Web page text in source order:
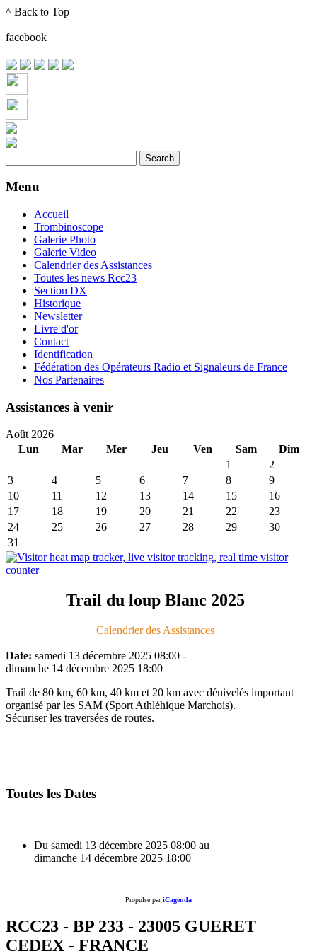
^ Back to Top
facebook
Menu
Accueil
Trombinoscope
Galerie Photo
Galerie Video
Calendrier des Assistances
Toutes les news Rcc23
Section DX
Historique
Newsletter
Livre d'or
Contact
Identification
Fédération des Opérateurs Radio et Signaleurs de France
Nos Partenaires
Assistances à venir
Month
Month
Août 2026
Lun
Mar Mer Jeu Ven Sam
Dim
1
2
3
4 5 6 7 8
9
10
11 12 13 14 15
16
17
18 19 20 21 22
23
24
25 26 27 28 29
30
31
Trail du loup Blanc 2025
Calendrier des Assistances
Date: samedi 13 décembre 2025 08:00 -
dimanche 14 décembre 2025 18:00
Trail de 80 km, 60 km, 40 km et 20 km avec dénivelés important
organisé par les SAM (Sport Athléhique Marchois).
Sécuriser les traversées de routes.
Toutes les Dates
Du samedi 13 décembre 2025 08:00 au
dimanche 14 décembre 2025 18:00
Propulsé pariCagenda
RCC23 - BP 233 - 23005 GUERET
CEDEX - FRANCE